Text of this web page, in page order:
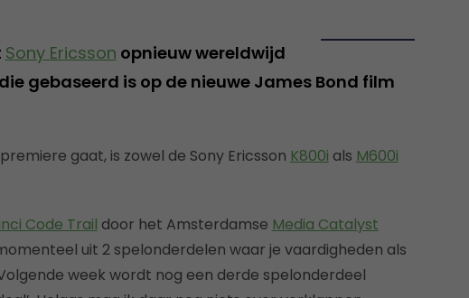
Sony Ericsson opnieuw wereldwijd
gebaseerd is op de nieuwe James Bond film
gaat, is zowel de Sony Ericsson K800i als M600i
Code Trail door het Amsterdamse Media Catalyst
uit 2 spelonderdelen waar je vaardigheden als
week wordt nog een derde spelonderdeel